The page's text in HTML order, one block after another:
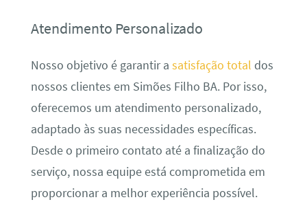
Atendimento Personalizado
Nosso objetivo é garantir a satisfação total dos
nossos clientes em Simões Filho BA. Por isso,
oferecemos um atendimento personalizado,
adaptado às suas necessidades específicas.
Desde o primeiro contato até a finalização do
serviço, nossa equipe está comprometida em
proporcionar a melhor experiência possível.